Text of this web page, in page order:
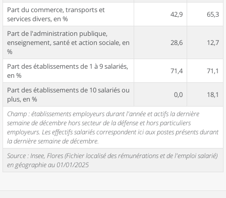
Part du commerce, transports et
services divers, en %
42,9 65,3
Part de l'administration publique,
enseignement, santé et action sociale, en
%
28,6 12,7
Part des établissements de 1 à 9 salariés,
en %
71,4 71,1
Part des établissements de 10 salariés ou
plus, en %
0,0 18,1
Champ : établissements employeurs durant l'année et actifs la dernière
semaine de décembre hors secteur de la défense et hors particuliers
employeurs. Les effectifs salariés correspondent ici aux postes présents durant
la dernière semaine de décembre.
Source : Insee, Flores (Fichier localisé des rémunérations et de l'emploi salarié)
en géographie au 01/01/2025